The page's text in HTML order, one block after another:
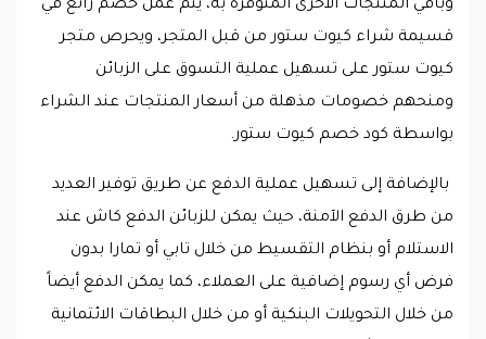
وباقي المنتجات الأخرى المتوفرة به، يتم عمل خصم رائع في
قسيمة شراء كيوت ستور من قبل المتجر، ويحرص متجر
كيوت ستور على تسهيل عملية التسوق على الزبائن
ومنحهم خصومات مذهلة من أسعار المنتجات عند الشراء
بواسطة كود خصم كيوت ستور.
بالإضافة إلى تسهيل عملية الدفع عن طريق توفير العديد
من طرق الدفع الآمنة، حيث يمكن للزبائن الدفع كاش عند
الاستلام أو بنظام التقسيط من خلال تابي أو تمارا بدون
فرض أي رسوم إضافية على العملاء، كما يمكن الدفع أيضاً
من خلال التحويلات البنكية أو من خلال البطاقات الائتمانية